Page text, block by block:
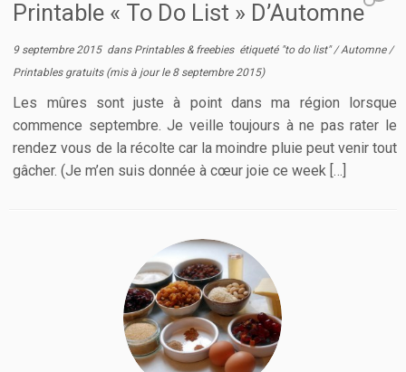
Printable « To Do List » D’Automne
9 septembre 2015dans Printables & freebies étiqueté "to do list"/Automne /
Printables gratuits (mis à jour le 8 septembre 2015)
Les mûres sont juste à point dans ma région lorsque
commence septembre. Je veille toujours à ne pas rater le
rendez vous de la récolte car la moindre pluie peut venir tout
gâcher. (Je m’en suis donnée à cœur joie ce week […]